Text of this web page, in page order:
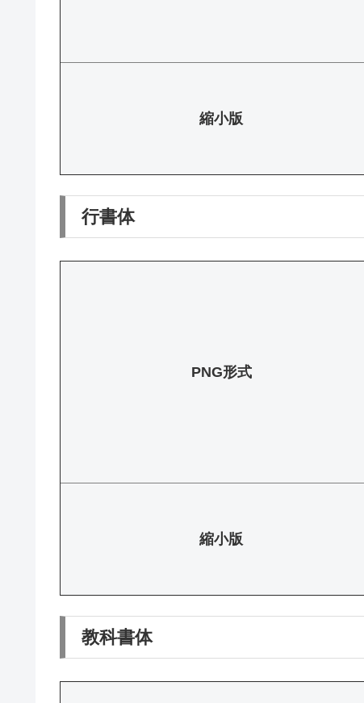
縮小版
行書体
PNG形式
縮小版
教科書体